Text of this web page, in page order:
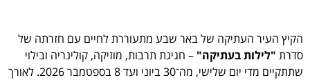
הקיץ העיר העתיקה של באר שבע מתעוררת לחיים עם חזרתה של
סדרת "לילות בעתיקה" – חגיגת תרבות, מוזיקה, קולינריה ובילוי
שתתקיים מדי יום שלישי, מה־30 ביוני ועד 8 בספטמבר 2026. לאורך